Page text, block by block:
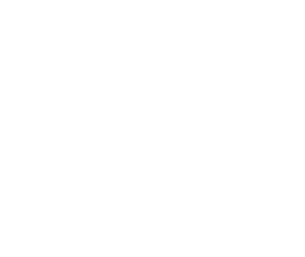
conocerás cada una de
Consulta/Cuestionario/Enc
Glosario/Herramienta
Lección/Paquete
Tarea/Wiki.